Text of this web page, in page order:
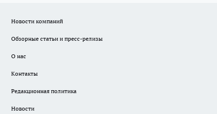
Новости компаний
Обзорные статьи и пресс-релизы
О нас
Контакты
Редакционная политика
Новости